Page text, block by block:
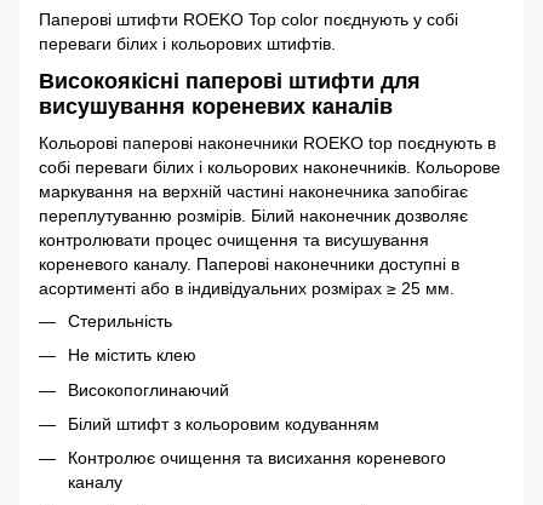
Паперові штифти ROEKO Top color поєднують у собі
переваги білих і кольорових штифтів.
Високоякісні паперові штифти для
висушування кореневих каналів
Кольорові паперові наконечники ROEKO top поєднують в
собі переваги білих і кольорових наконечників. Кольорове
маркування на верхній частині наконечника запобігає
переплутуванню розмірів. Білий наконечник дозволяє
контролювати процес очищення та висушування
кореневого каналу. Паперові наконечники доступні в
асортименті або в індивідуальних розмірах ≥ 25 мм.
Стерильність
Не містить клею
Високопоглинаючий
Білий штифт з кольоровим кодуванням
Контролює очищення та висихання кореневого
каналу